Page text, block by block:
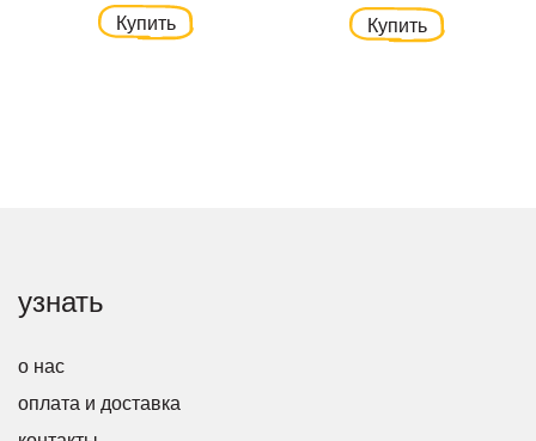
Купить
Купить
узнать
о нас
оплата и доставка